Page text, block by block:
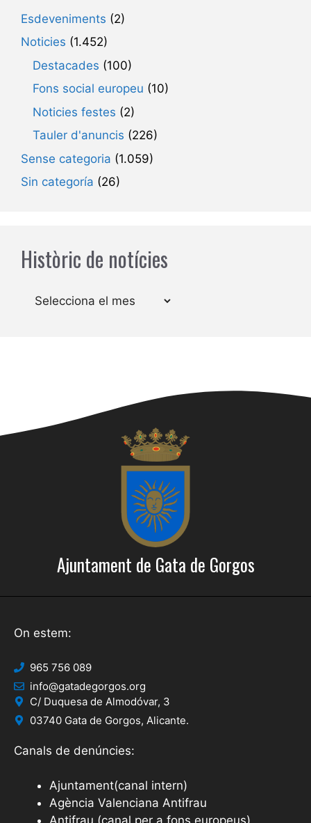
Esdeveniments (2)
Noticies (1.452)
Destacades (100)
Fons social europeu (10)
Noticies festes (2)
Tauler d'anuncis (226)
Sense categoria (1.059)
Sin categoría (26)
Històric de notícies
Arxius
Ajuntament de Gata de Gorgos
On estem:
965 756 089
info@gatadegorgos.org
C/ Duquesa de Almodóvar, 3
03740 Gata de Gorgos, Alicante.
Canals de denúncies:
Ajuntament(canal intern)
Agència Valenciana Antifrau